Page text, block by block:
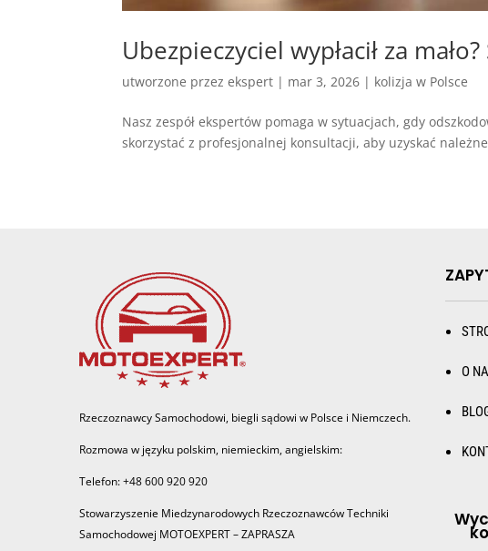
Ubezpieczyciel wypłacił za
utworzone przezekspert | mar 3, 2026 | kolizja w Polsce
Nasz zespół ekspertów pomaga w sytuacjach, gdy
skorzystać z profesjonalnej konsultacji, aby uzyskać
Rzeczoznawcy Samochodowi, biegli sądowi w Polsce i Niemczech.
Rozmowa w języku polskim, niemieckim, angielskim:
Telefon: +48 600 920 920
Stowarzyszenie Miedzynarodowych Rzeczoznawców Techniki
Samochodowej MOTOEXPERT – ZAPRASZA
O